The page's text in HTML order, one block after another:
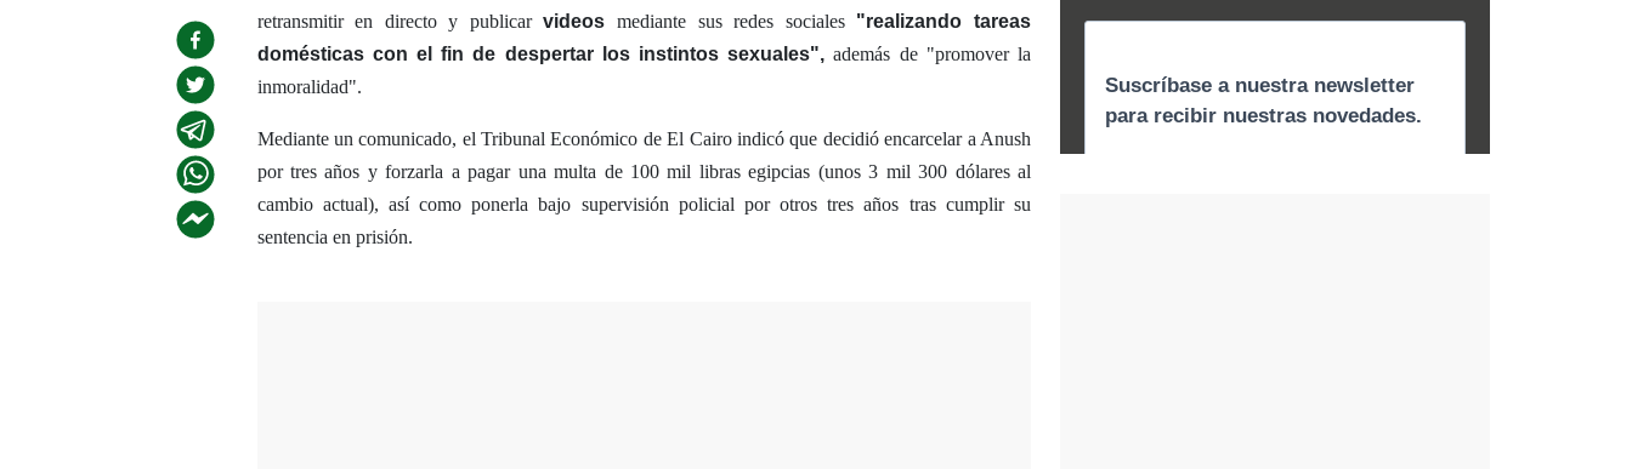
retransmitir en directo y publicarvideos mediante sus redes sociales "realizando tareas
domésticas con el fin de despertar los instintos sexuales",además de "promover la
inmoralidad".
Mediante un comunicado, el Tribunal Económico de El Cairo indicó que decidió encarcelar a Anush
por tres años y forzarla a pagar una multa de 100 mil libras egipcias (unos 3 mil 300 dólares al
cambio actual), así como ponerla bajo supervisión policial por otros tres años tras cumplir su
sentencia en prisión.